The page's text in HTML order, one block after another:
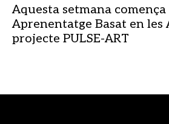
Aquesta setmana
Aprenentatge Basat en les
projecte PULSE-ART